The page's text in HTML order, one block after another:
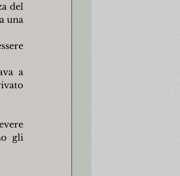
del
una
a
gli